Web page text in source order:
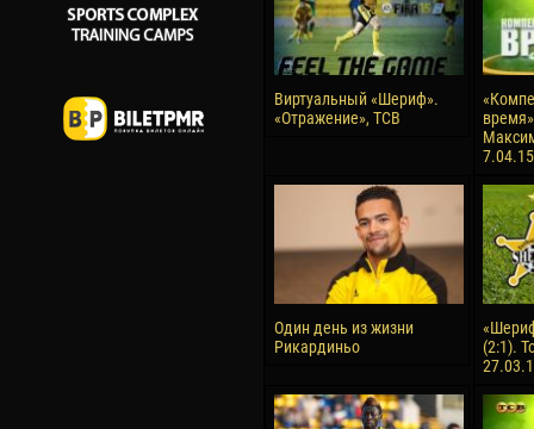
Виртуальный «Шериф».
«Отражение», ТСВ
7.04.15
Один день из жизни
Рикардиньо
(2:1).